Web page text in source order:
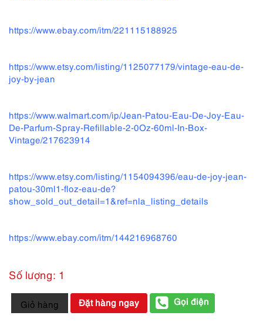
https://www.ebay.com/itm/221115188925
https://www.etsy.com/listing/1125077179/vintage-eau-de-
joy-by-jean
https://www.walmart.com/ip/Jean-Patou-Eau-De-Joy-Eau-
De-Parfum-Spray-Refillable-2-0Oz-60ml-In-Box-
Vintage/217623914
https://www.etsy.com/listing/1154094396/eau-de-joy-jean-
patou-30ml1-floz-eau-de?
show_sold_out_detail=1&ref=nla_listing_details
https://www.ebay.com/itm/144216968760
Số lượng: 1
6111-
JEAN
Giỏ hàng Đặt hàng ngay Gọi điện